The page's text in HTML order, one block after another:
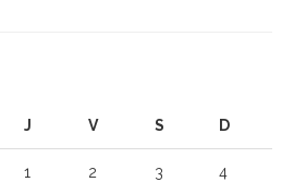
J V S D
1 2 3 4